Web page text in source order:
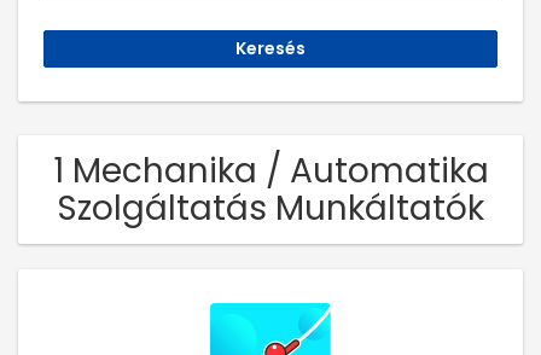
1 Mechanika / Automatika
Szolgáltatás Munkáltatók